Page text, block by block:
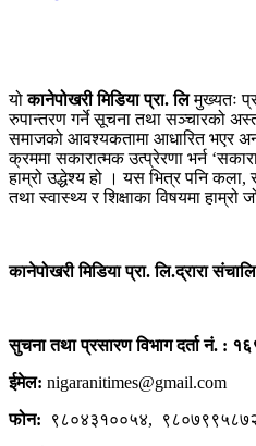
योकानेपोखरी मिडिया प्रा. लिमुख्यतः
रुपान्तरण गर्ने सूचना तथा सञ्चारको
समाजको आवश्यकतामा आधारित भएर
क्रममा सकारात्मक उत्प्रेरणा भर्न
हाम्रो उद्धेश्य हो । यस भित्र पनि
तथा स्वास्थ्य र शिक्षाका विषयमा हाम्रो
कानेपोखरी मिडिया प्रा. लि.द्रारा
सुचना तथा प्रसारण विभाग दर्ता नं. :
ईमेल: nigaranitimes@gmail.com
फोन:
९८०४३१००५४,